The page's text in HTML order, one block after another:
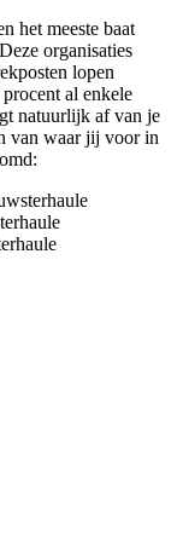
het meeste baat
organisaties
lopen
al enkele
natuurlijk af van je
van waar jij voor in